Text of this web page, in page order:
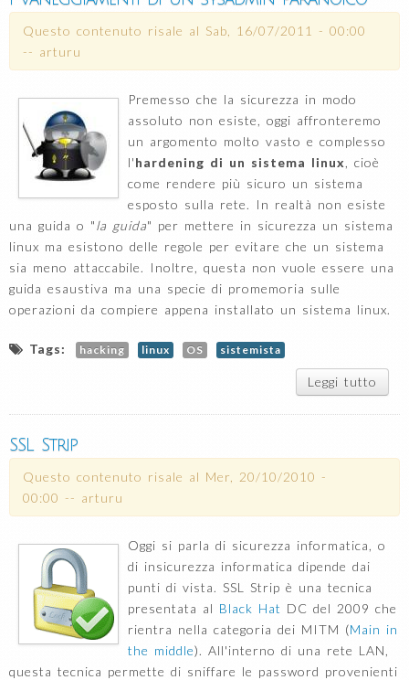
Questo contenuto risale al Sab, 16/07/2011 - 00:00
-- arturu
Premesso che la sicurezza in modo
assoluto non esiste, oggi affronteremo
un argomento molto vasto e complesso
l'hardening di un sistema linux, cioè
come rendere più sicuro un sistema
esposto sulla rete. In realtà non esiste
una guida o "la guida" per mettere in sicurezza un sistema
linux ma esistono delle regole per evitare che un sistema
sia meno attaccabile. Inoltre, questa non vuole essere una
guida esaustiva ma una specie di promemoria sulle
operazioni da compiere appena installato un sistema linux.
Tags: hacking linux OS sistemista
Leggi tutto
di
SSL Strip
Questo contenuto risale al Mer, 20/10/2010 -
00:00 -- arturu
Oggi si parla di sicurezza informatica, o
di insicurezza informatica dipende dai
punti di vista. SSL Strip è una tecnica
presentata al Black Hat DC del 2009 che
rientra nella categoria dei MITM (Main in
the middle). All'interno di una rete LAN,
questa tecnica permette di sniffare le password provenienti